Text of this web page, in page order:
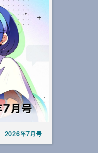
2026年7月号